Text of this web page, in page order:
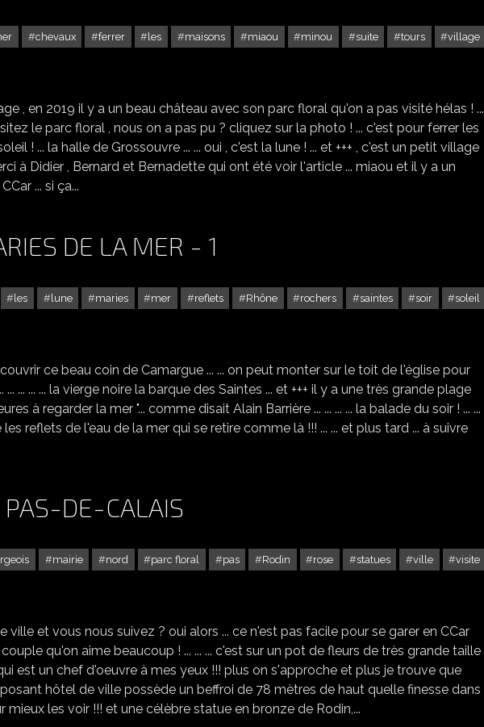
chevaux ferrer les maisons miaou minou suite tours
village
, en 2019 il y a un beau château avec son parc floral qu'on a pas visité hélas ! ...
et visitez le parc floral , nous on a pas pu ? cliquez sur la photo ! ... c'est pour ferrer les
! ... la halle de Grossouvre ... ... oui , c'est la lune ! ... et +++ , c'est un petit village
à Didier , Bernard et Bernadette qui ont été voir l'article ... miaou et il y a un
... si ça...
DE LA MER - 1
les lune maries mer reflets Rhône rochers saintes soir
soleil
ce beau coin de Camargue ... ... on peut monter sur le toit de l'église pour
... ... ... la vierge noire la barque des Saintes ... et +++ il y a une très grande plage
à regarder la mer "... comme disait Alain Barrière ... ... ... ... la balade du soir ! ... ...
reflets de l'eau de la mer qui se retire comme là !!! ... ... et plus tard ... à suivre
PAS-DE-CALAIS
mairie nord parc floral pas Rodin rose statues ville
visite
ville et vous nous suivez ? oui alors ... ce n'est pas facile pour se garer en CCar
couple qu'on aime beaucoup ! ... ... ... c'est sur un pot de fleurs de très grande taille
est un chef d'oeuvre à mes yeux !!! plus on s'approche et plus je trouve que
hôtel de ville possède un beffroi de 78 mètres de haut quelle finesse dans
les voir !!! et une célèbre statue en bronze de Rodin,...